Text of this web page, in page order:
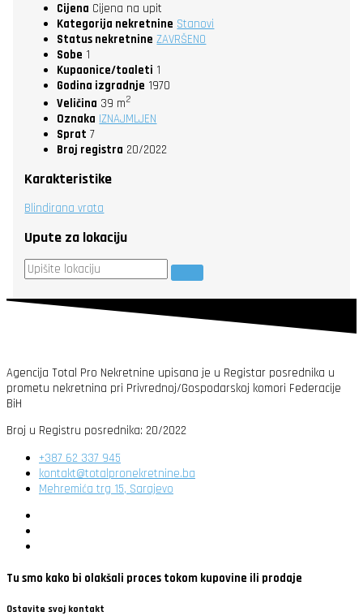
Cijena Cijena na upit
Kategorija nekretnine Stanovi
Status nekretnine ZAVRŠENO
Sobe 1
Kupaonice/toaleti 1
Godina izgradnje 1970
Veličina 39 m2
Oznaka IZNAJMLJEN
Sprat 7
Broj registra 20/2022
Karakteristike
Blindirana vrata
Upute za lokaciju
Agencija Total Pro Nekretnine upisana je u Registar posrednika u
prometu nekretnina pri Privrednoj/Gospodarskoj komori Federacije
BiH
Broj u Registru posrednika: 20/2022
+387 62 337 945
kontakt@totalpronekretnine.ba
Mehremića trg 15, Sarajevo
Tu smo kako bi olakšali proces tokom kupovine ili prodaje
Ostavite svoj kontakt